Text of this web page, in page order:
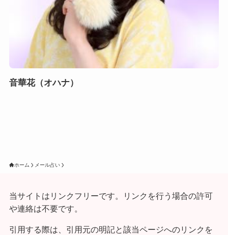
音華花（オハナ）
ホーム メール占い
当サイトはリンクフリーです。リンクを行う場合の許可
や連絡は不要です。
引用する際は、引用元の明記と該当ページへのリンクを